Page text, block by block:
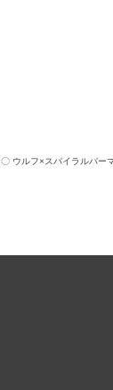
〇 ウルフ×スパイラルパー